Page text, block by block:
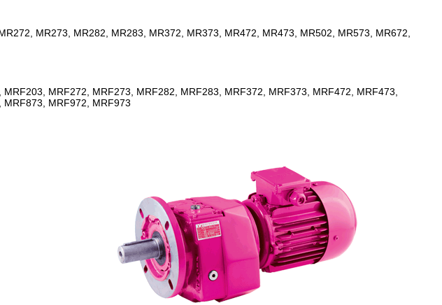
MR273, MR282, MR283, MR372, MR373, MR472, MR473, MR502, MR573, MR672,
MRF272, MRF273, MRF282, MRF283, MRF372, MRF373, MRF472, MRF473,
MRF972, MRF973